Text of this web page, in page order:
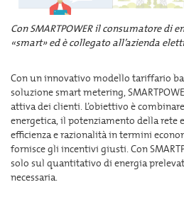
Con SMARTPOWER il consumatore di
«smart» ed è collegato all’azienda
Con un innovativo modello tariffario
soluzione smart metering,
attiva dei clienti. L’obiettivo è
energetica, il potenziamento della rete
efficienza e razionalità in termini
fornisce gli incentivi giusti. Con
solo sul quantitativo di energia
necessaria.